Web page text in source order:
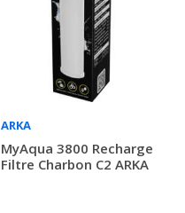
ARKA
MyAqua 3800 Recharge
Filtre Charbon C2 ARKA